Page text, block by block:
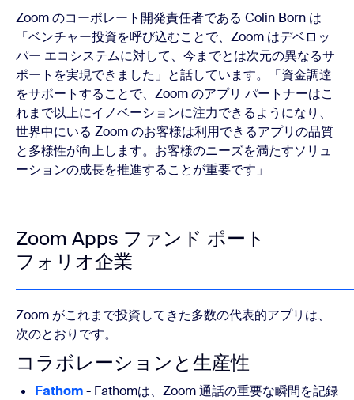
Zoom のコーポレート開発責任者である Colin Born は
「ベンチャー投資を呼び込むことで、Zoom はデベロッ
パー エコシステムに対して、今までとは次元の異なるサ
ポートを実現できました」と話しています。「資金調達
をサポートすることで、Zoom のアプリ パートナーはこ
れまで以上にイノベーションに注力できるようになり、
世界中にいる Zoom のお客様は利用できるアプリの品質
と多様性が向上します。お客様のニーズを満たすソリュ
ーションの成長を推進することが重要です」
Zoom Apps ファンド ポート
フォリオ企業
Zoom がこれまで投資してきた多数の代表的アプリは、
次のとおりです。
コラボレーションと生産性
Fathom- Fathomは、Zoom 通話の重要な瞬間を記録